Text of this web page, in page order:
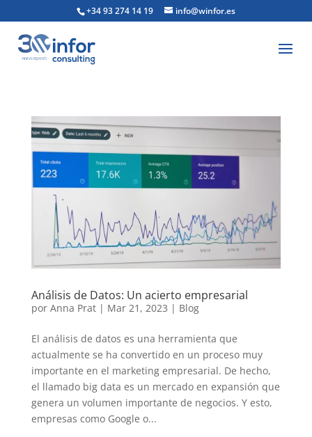
+34 93 274 14 19 info@winfor.es
Análisis de Datos: Un acierto empresarial
por Anna Prat| Mar 21, 2023 | Blog
El análisis de datos es una herramienta que
actualmente se ha convertido en un proceso muy
importante en el marketing empresarial. De hecho,
el llamado big data es un mercado en expansión que
genera un volumen importante de negocios. Y esto,
empresas como Google o...